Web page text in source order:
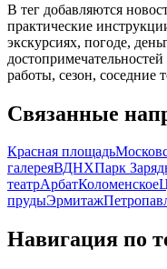
В тег добавляются
практические
экскурсиях, погоде,
работы, сезон,
Связанные
Красная площадь
галереяВДНХПарк
театрАрбатКоломенское
прудыЭрмитаж
Навигация по